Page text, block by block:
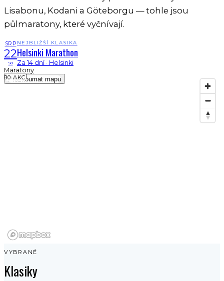
Lisabonu, Kodani a Göteborgu — tohle jsou
půlmaratony, které vyčnívají.
SRP
22
so
NEJBLIŽŠÍ KLASIKA
Helsinki Marathon
Za 14 dní · Helsinki
Maratony
80 AKCÍ
Prozkoumat mapu
VYBRANÉ
Klasiky